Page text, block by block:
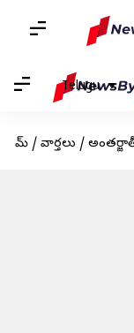
Telugu
హోమ్ / వార్తలు /